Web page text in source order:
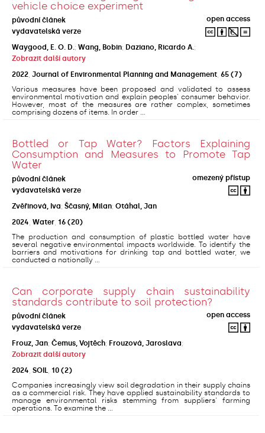
vehicle choice experiment
původní článek
open access
vydavatelská verze
Waygood, E. O. D.; Wang, Bobin; Daziano, Ricardo A.;
Zobrazit další autory
2022 Journal of Environmental Planning and Management 65 (7)
Various measures have been proposed and validated to assess
environmental motivation and explain peoples' consumer behavior.
However, most of the measures are rather complex, sometimes
comprising dozens of items. In order ...
Bottled or Tap Water? Factors Explaining
Consumption and Measures to Promote Tap
Water
původní článek
omezený přístup
vydavatelská verze
Zvěřinová, Iva; Ščasný, Milan; Otáhal, Jan
2024 Water 16 (20)
The production and consumption of plastic bottled water have
several negative environmental impacts worldwide. To identify the
barriers and motivations for drinking tap and bottled water, we
conducted a nationally ...
Can corporate supply chain sustainability
standards contribute to soil protection?
původní článek
open access
vydavatelská verze
Frouz, Jan; Čemus, Vojtěch; Frouzová, Jaroslava;
Zobrazit další autory
2024 SOIL 10 (2)
Companies increasingly view soil degradation in their supply chains
as a commercial risk. They have applied sustainability standards to
manage environmental risks stemming from suppliers' farming
operations. To examine the ...